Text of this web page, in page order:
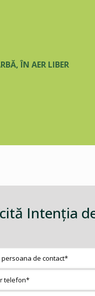
ÎN AER LIBER
Intenţia